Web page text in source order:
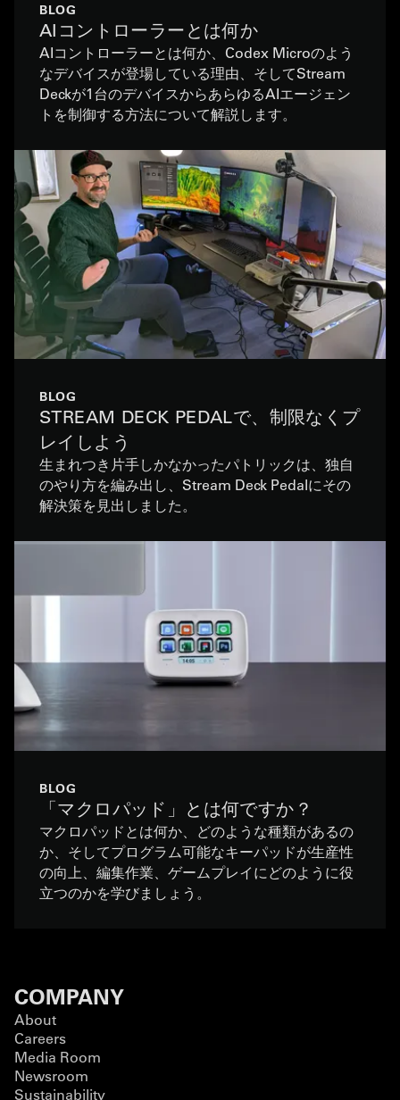
BLOG
AIコントローラーとは何か
AIコントローラーとは何か、Codex Microのよう
なデバイスが登場している理由、そしてStream
Deckが1台のデバイスからあらゆるAIエージェン
トを制御する方法について解説します。
BLOG
STREAM DECK PEDALで、制限なくプ
レイしよう
生まれつき片手しかなかったパトリックは、独自
のやり方を編み出し、Stream Deck Pedalにその
解決策を見出しました。
BLOG
「マクロパッド」とは何ですか？
マクロパッドとは何か、どのような種類があるの
か、そしてプログラム可能なキーパッドが生産性
の向上、編集作業、ゲームプレイにどのように役
立つのかを学びましょう。
COMPANY
About
Careers
Media Room
Newsroom
Sustainability